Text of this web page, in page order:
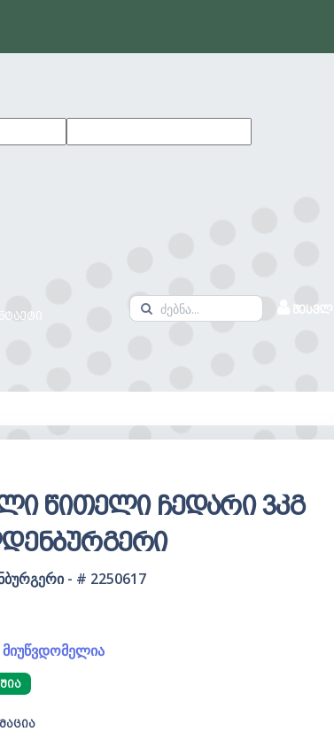
შესვლა
წითელი ჩედარი 3კგ
- # 2250617
მიუწვდომელია